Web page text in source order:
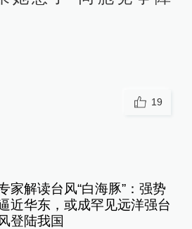
19
家解读台风“白海豚”：强势
近华东，或成罕见远洋强台
登陆我国